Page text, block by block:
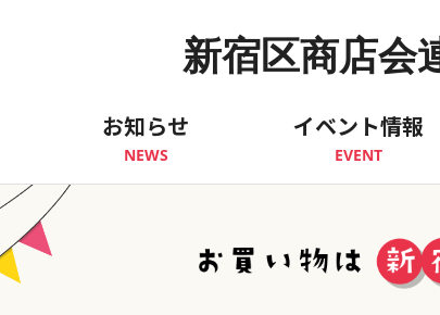
新宿区商店
お知らせ
NEWS
イベント情報
EVENT